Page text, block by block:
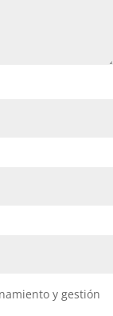
y gestión